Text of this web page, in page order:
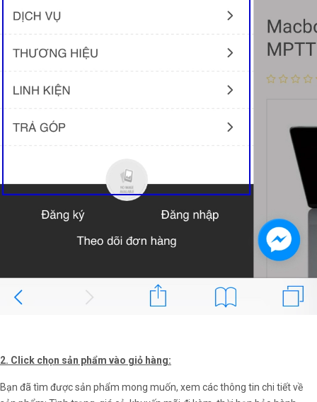
2. Click chọn sản phẩm vào giỏ hàng:
Bạn đã tìm được sản phẩm mong muốn, xem các thông tin chi tiết về